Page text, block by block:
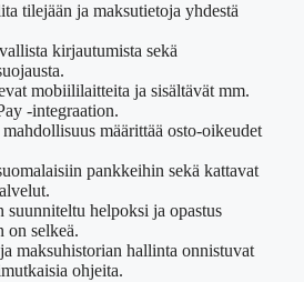
tilejään ja maksutietoja yhdestä
kirjautumista sekä
mobiililaitteita ja sisältävät mm.
-integraation.
määrittää osto-oikeudet
pankkeihin sekä kattavat
suunniteltu helpoksi ja opastus
on selkeä.
maksuhistorian hallinta onnistuvat
ohjeita.